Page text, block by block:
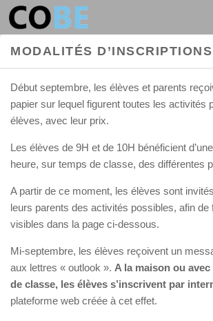
Au dessous du contenu
MODALITÉS D’INSCRIPTIONS
Début septembre, les élèves et parents
papier sur lequel figurent toutes les activités
élèves, avec leur prix.
Les élèves de 9H et de 10H bénéficient
heure, sur temps de classe, des différentes
A partir de ce moment, les élèves sont
leurs parents des activités possibles, afin de
visibles dans la page ci-dessous.
Mi-septembre, les élèves reçoivent un
aux lettres « outlook ». A la maison ou
de classe, les élèves s’inscrivent par
plateforme web créée à cet effet.